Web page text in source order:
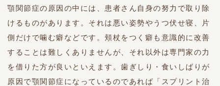
顎関節症の原因の中には、患者さん自身の努力で取り除
けるものがあります。それは悪い姿勢やうつ伏せ寝、片
側だけで噛む癖などです。頬杖をつく癖も意識的に改善
することは難しくありませんが、それ以外は専門家の力
を借りた方が良いといえます。歯ぎしり・食いしばりが
原因で顎関節症になっているのであれば「スプリント治